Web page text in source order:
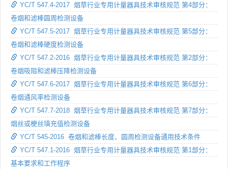
YC/T 547.4-2017 烟草行业专用计量器具技术审核规范 第4部分：
卷烟和滤棒圆周检测设备
YC/T 547.5-2017 烟草行业专用计量器具技术审核规范 第5部分：
卷烟和滤棒硬度检测设备
YC/T 547.2-2016 烟草行业专用计量器具技术审核规范 第2部分：
卷烟吸阻和滤棒压降检测设备
YC/T 547.6-2017 烟草行业专用计量器具技术审核规范 第6部分：
卷烟通风率检测设备
YC/T 547.7-2018 烟草行业专用计量器具技术审核规范 第7部分：
烟丝或梗丝填充值检测设备
YC/T 545-2016 卷烟和滤棒长度、圆周检测设备通用技术条件
YC/T 547.1-2016 烟草行业专用计量器具技术审核规范 第1部分：
基本要求和工作程序